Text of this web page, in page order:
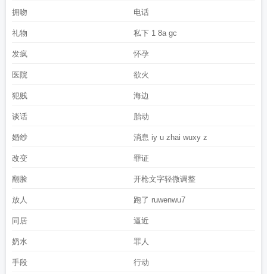
拥吻 电话
礼物 私下 1 8a gc
发疯 怀孕
医院 欲火
犯贱 海边
谈话 胎动
婚纱 消息 iy u zhai wuxy z
改变 罪证
翻脸 开枪文字轻微调整
放人 跑了 ruwenwu7
同居 逼近
奶水 罪人
手段 行动